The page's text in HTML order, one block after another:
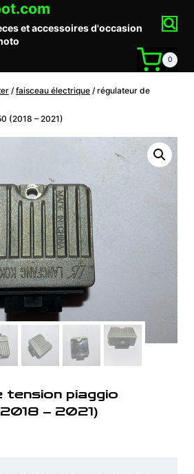
et accessoires d'occasion
0
/ faisceau électrique / régulateur de
(2018 – 2021)
tension piaggio
– 2021)